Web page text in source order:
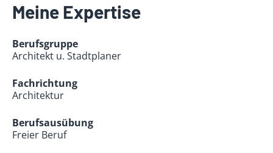
Meine Expertise
Berufsgruppe
Architekt u. Stadtplaner
Fachrichtung
Architektur
Berufsausübung
Freier Beruf